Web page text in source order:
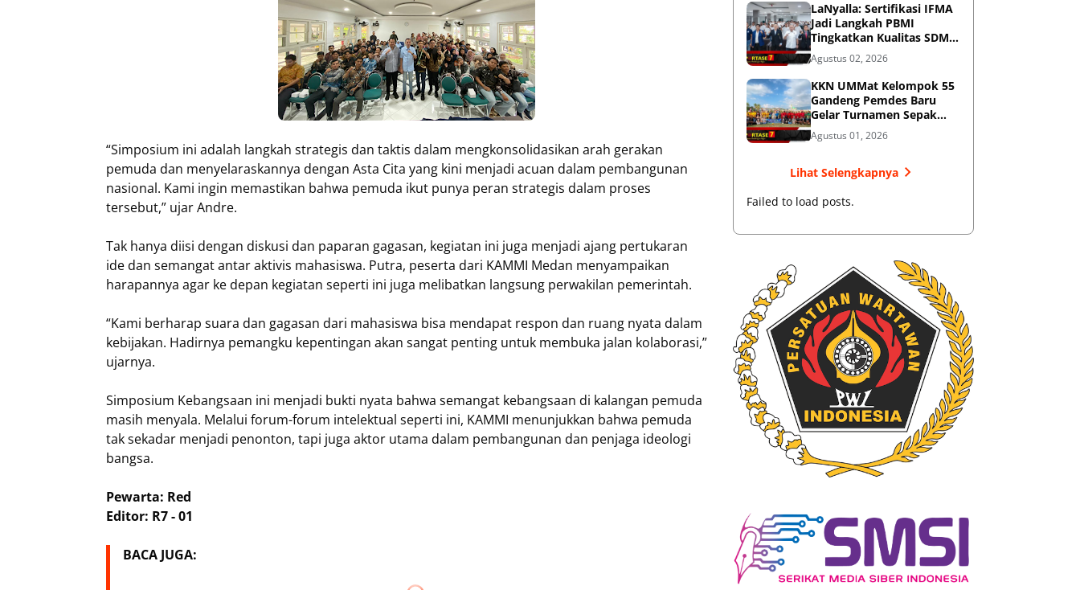
“Simposium ini adalah langkah strategis dan taktis dalam mengkonsolidasikan arah gerakan
pemuda dan menyelaraskannya dengan Asta Cita yang kini menjadi acuan dalam pembangunan
nasional. Kami ingin memastikan bahwa pemuda ikut punya peran strategis dalam proses
tersebut,” ujar Andre.
Tak hanya diisi dengan diskusi dan paparan gagasan, kegiatan ini juga menjadi ajang pertukaran
ide dan semangat antar aktivis mahasiswa. Putra, peserta dari KAMMI Medan menyampaikan
harapannya agar ke depan kegiatan seperti ini juga melibatkan langsung perwakilan pemerintah.
“Kami berharap suara dan gagasan dari mahasiswa bisa mendapat respon dan ruang nyata dalam
kebijakan. Hadirnya pemangku kepentingan akan sangat penting untuk membuka jalan kolaborasi,”
ujarnya.
Simposium Kebangsaan ini menjadi bukti nyata bahwa semangat kebangsaan di kalangan pemuda
masih menyala. Melalui forum-forum intelektual seperti ini, KAMMI menunjukkan bahwa pemuda
tak sekadar menjadi penonton, tapi juga aktor utama dalam pembangunan dan penjaga ideologi
bangsa.
Pewarta: Red
Editor: R7 - 01
BACA JUGA:
LaNyalla: Sertifikasi IFMA
Jadi Langkah PBMI
Tingkatkan Kualitas SDM
Muaythai
Agustus 02, 2026
KKN UMMat Kelompok 55
Gandeng Pemdes Baru
Gelar Turnamen Sepak
Bola
Agustus 01, 2026
Lihat Selengkapnya
Failed to load posts.